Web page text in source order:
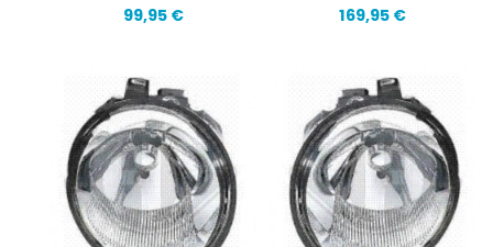
99,95 € 169,95 €